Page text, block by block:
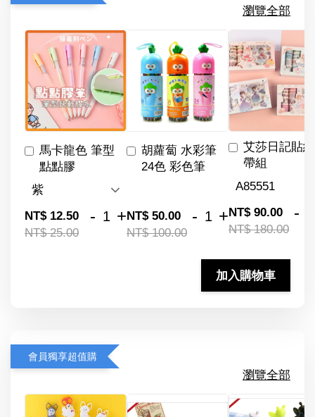
瀏覽全部
馬卡龍色 筆型
點點膠
NT$ 12.50
NT$ 25.00
- +
胡蘿蔔 水彩筆
24色 彩色筆
NT$ 50.00
NT$ 100.00
- +
艾莎日記貼
帶組
NT$ 90.00
NT$ 180.00
-
加入購物車
會員獨享超值購
瀏覽全部